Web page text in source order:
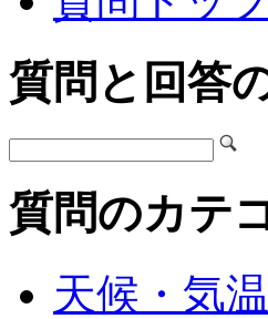
質問と回答
質問のカテ
天候・気